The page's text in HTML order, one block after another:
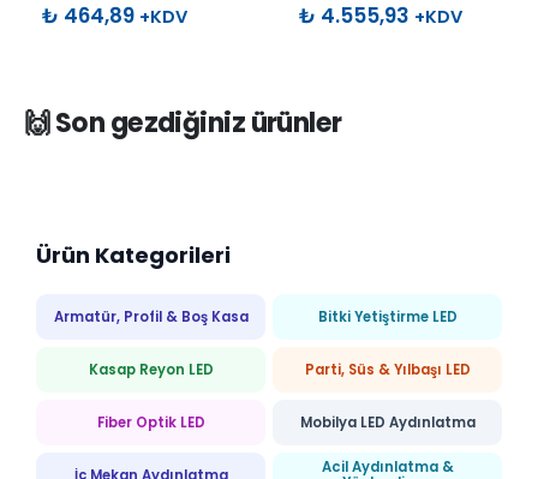
0 out of 5
₺ 464,89 +KDV 0 out of 5
₺ 4.555,93 +KDV
🙌 Son gezdiğiniz ürünler
Ürün Kategorileri
Armatür, Profil & Boş Kasa Bitki Yetiştirme LED
Kasap Reyon LED Parti, Süs & Yılbaşı LED
Fiber Optik LED Mobilya LED Aydınlatma
İç Mekan Aydınlatma
Acil Aydınlatma &